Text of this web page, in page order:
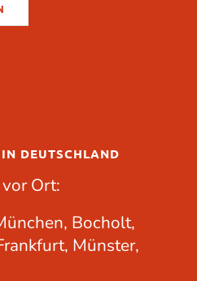
DEUTSCHLAND
Ort:
Bocholt,
Münster,